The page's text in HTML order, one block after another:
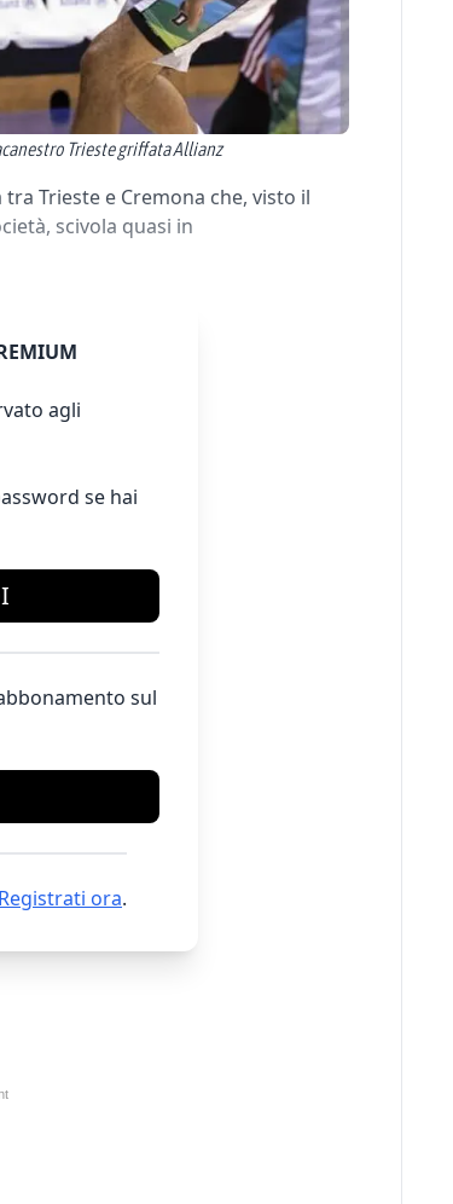
Trieste griffata Allianz
Trieste e Cremona che, visto il
scivola quasi in
agli
se hai
sul
Registrati ora.